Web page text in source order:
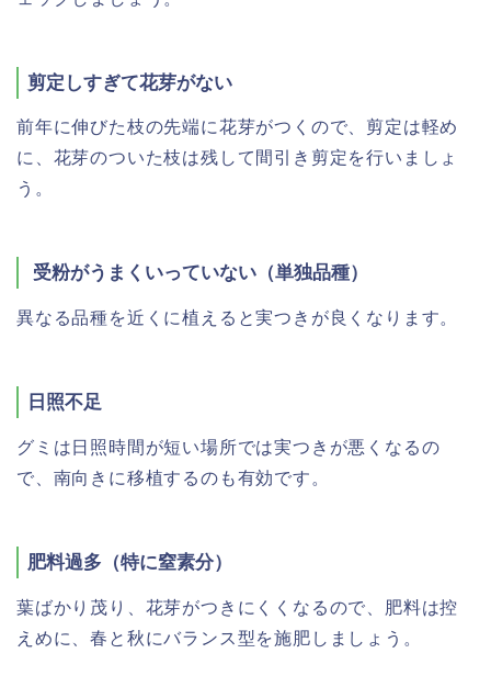
剪定しすぎて花芽がない
前年に伸びた枝の先端に花芽がつくので、剪定は軽め
に、花芽のついた枝は残して間引き剪定を行いましょ
う。
受粉がうまくいっていない（単独品種）
異なる品種を近くに植えると実つきが良くなります。
日照不足
グミは日照時間が短い場所では実つきが悪くなるの
で、南向きに移植するのも有効です。
肥料過多（特に窒素分）
葉ばかり茂り、花芽がつきにくくなるので、肥料は控
えめに、春と秋にバランス型を施肥しましょう。